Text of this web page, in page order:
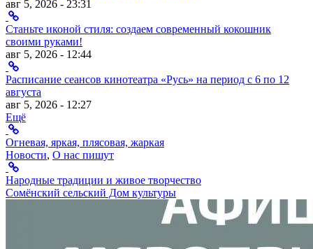
авг 5, 2026 - 23:31
Станьте иконой стиля: создаем современный кокошник
своими руками!
авг 5, 2026 - 12:44
Расписание сеансов кинотеатра «Русь» на период с 6 по 12
августа
авг 5, 2026 - 12:27
Ещё
Огневая, яркая, плясовая, жаркая
Новости, О нас пишут
Народные традиции и живое творчество
Сомёнский сельский Дом культуры